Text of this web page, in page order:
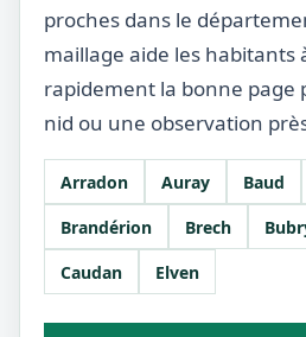
proches dans le
maillage aide les habitants
rapidement la bonne page
nid ou une observation
Arradon Auray Baud
Brandérion
Brech
Caudan
Elven